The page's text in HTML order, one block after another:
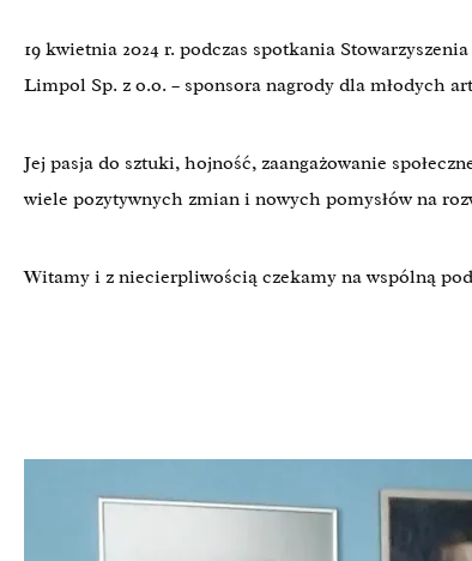
19 kwietnia 2024 r. podczas spotkania
Limpol Sp. z o.o. – sponsora nagrody dla młodych
Jej pasja do sztuki, hojność, zaangażowanie
wiele pozytywnych zmian i nowych pomysłów na
Witamy i z niecierpliwością czekamy na wspólną